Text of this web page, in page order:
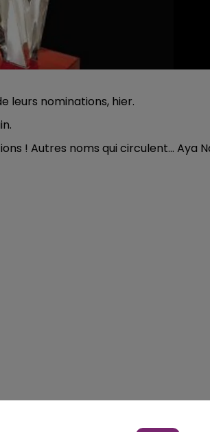
leurs nominations, hier.
! Autres noms qui circulent... Aya